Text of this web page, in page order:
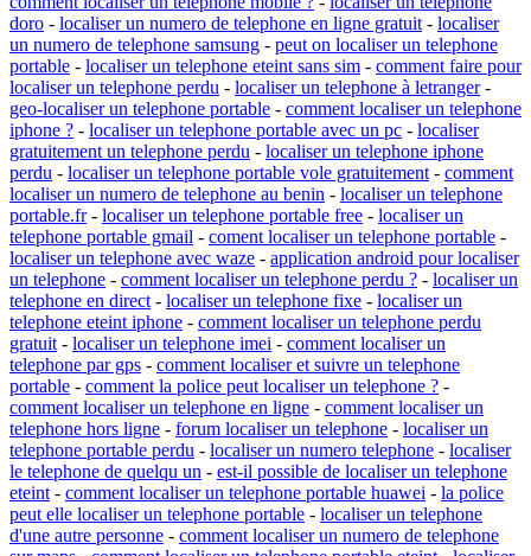
doro - localiser un numero de telephone en ligne gratuit - localiser
un numero de telephone samsung - peut on localiser un telephone
portable - localiser un telephone eteint sans sim - comment faire pour
localiser un telephone perdu - localiser un telephone à letranger-
geo-localiser un telephone portable - comment localiser un telephone
iphone ? - localiser un telephone portable avec un pc - localiser
gratuitement un telephone perdu - localiser un telephone iphone
perdu - localiser un telephone portable vole gratuitement - comment
localiser un numero de telephone au benin - localiser un telephone
portable.fr- localiser un telephone portable free - localiser un
telephone portable gmail - coment localiser un telephone portable -
localiser un telephone avec waze - application android pour localiser
un telephone - comment localiser un telephone perdu ? - localiser un
telephone en direct - localiser un telephone fixe - localiser un
telephone eteint iphone - comment localiser un telephone perdu
gratuit - localiser un telephone imei - comment localiser un
telephone par gps - comment localiser et suivre un telephone
portable - comment la police peut localiser un telephone ? -
comment localiser un telephone en ligne - comment localiser un
telephone hors ligne - forum localiser un telephone - localiser un
telephone portable perdu - localiser un numero telephone - localiser
le telephone de quelqu un - est-il possible de localiser un telephone
eteint - comment localiser un telephone portable huawei - la police
peut elle localiser un telephone portable - localiser un telephone
d'une autre personne - comment localiser un numero de telephone